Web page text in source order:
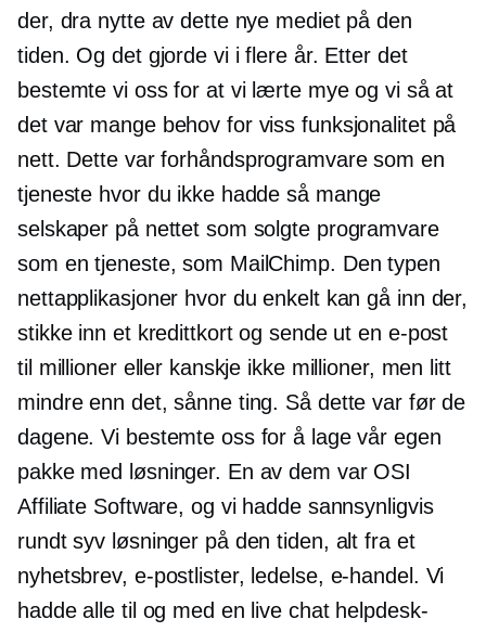
der, dra nytte av dette nye mediet på den
tiden. Og det gjorde vi i flere år. Etter det
bestemte vi oss for at vi lærte mye og vi så at
det var mange behov for viss funksjonalitet på
nett. Dette varforhåndsprogramvaresom en
tjeneste hvor du ikke hadde så mange
selskaper på nettet som solgte programvare
som en tjeneste, som MailChimp. Den typen
nettapplikasjoner hvor du enkelt kan gå inn der,
stikke inn et kredittkort og sende ut en e-post
til millioner eller kanskje ikke millioner, men litt
mindre enn det, sånne ting. Så dette var før de
dagene. Vi bestemte oss for å lage vår egen
pakke med løsninger. En av dem var OSI
Affiliate Software, og vi hadde sannsynligvis
rundt syv løsninger på den tiden, alt fra et
nyhetsbrev, e-postlister, ledelse, e-handel. Vi
hadde alle til og med en live chat helpdesk-